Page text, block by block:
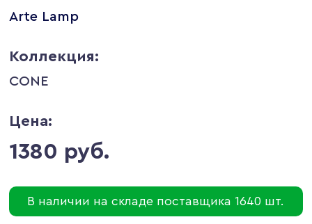
Arte Lamp
Коллекция:
CONE
Цена:
1380 руб.
В наличии на складе поставщика 1640 шт.